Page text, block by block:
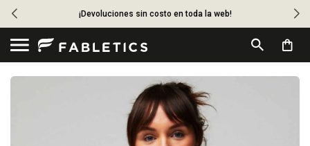
¡Devoluciones sin costo en toda la web!
